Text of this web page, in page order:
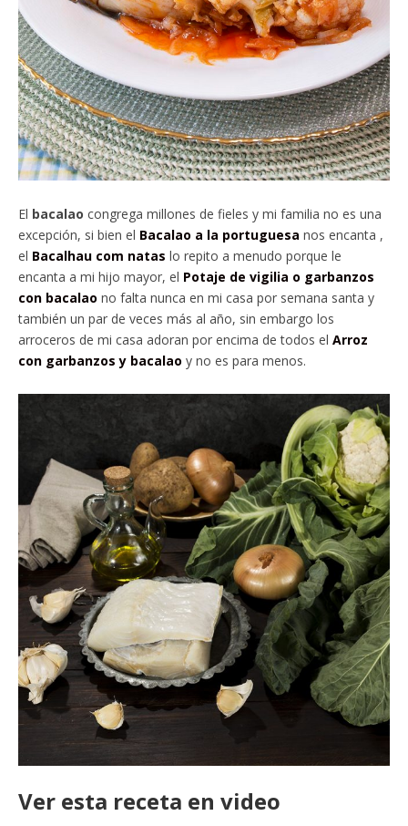
El bacalao congrega millones de fieles y mi familia no es una
excepción, si bien el Bacalao a la portuguesa nos encanta ,
el Bacalhau com natas lo repito a menudo porque le
encanta a mi hijo mayor, el Potaje de vigilia o garbanzos
con bacalao no falta nunca en mi casa por semana santa y
también un par de veces más al año, sin embargo los
arroceros de mi casa adoran por encima de todos el Arroz
con garbanzos y bacalao y no es para menos.
Ver esta receta en video